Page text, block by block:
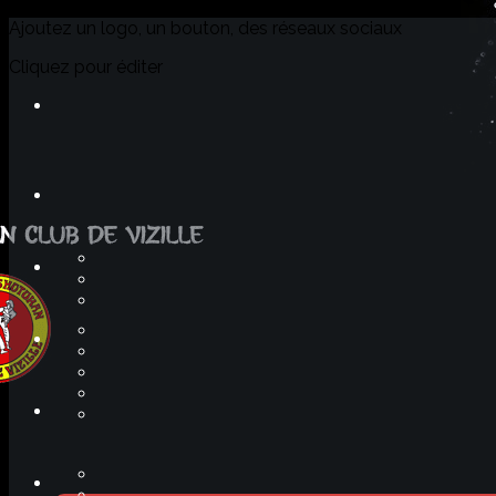
Exporter les lignes sélectionnées
Exporter toutes les colonnes
Exporter uniquement les colonnes affichées
Horaires
Tarifs
Dons !
Accès et contact
Ajoutez un logo, un bouton, des réseaux sociaux
Cliquez pour éditer
?>
Images de la page d'accueil
Cliquez pour éditer